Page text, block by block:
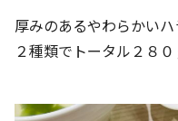
厚みのあるやわらかい
２種類でトータル２８０